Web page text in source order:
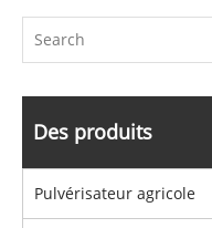
Des produits
Pulvérisateur agricole